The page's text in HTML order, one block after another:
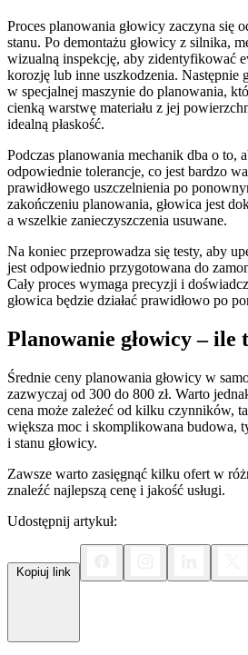
Proces planowania głowicy zaczyna się
stanu. Po demontażu głowicy z silnika,
wizualną inspekcję, aby zidentyfikować
korozję lub inne uszkodzenia. Następnie
w specjalnej maszynie do planowania,
cienką warstwę materiału z jej
idealną płaskość.
Podczas planowania mechanik dba o to,
odpowiednie tolerancje, co jest bardzo
prawidłowego uszczelnienia po
zakończeniu planowania, głowica jest
a wszelkie zanieczyszczenia usuwane.
Na koniec przeprowadza się testy, aby
jest odpowiednio przygotowana do
Cały proces wymaga precyzji i
głowica będzie działać prawidłowo po
Planowanie głowicy – ile
Średnie ceny planowania głowicy w
zazwyczaj od 300 do 800 zł. Warto
cena może zależeć od kilku czynników,
większa moc i skomplikowana budowa,
i stanu głowicy.
Zawsze warto zasięgnąć kilku ofert w
znaleźć najlepszą cenę i jakość usługi.
Udostępnij artykuł: